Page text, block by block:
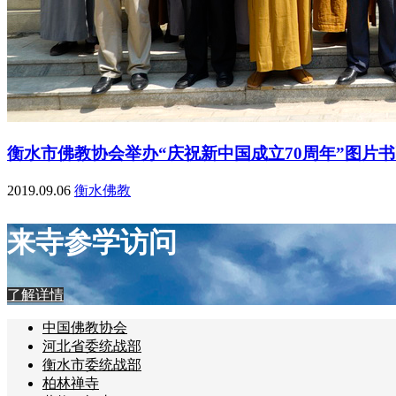
衡水市佛教协会举办“庆祝新中国成立70周年”图片
2019.09.06 衡水佛教
来寺参学访问
了解详情
中国佛教协会
河北省委统战部
衡水市委统战部
柏林禅寺